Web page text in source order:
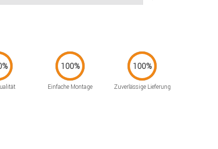
Einfache Montage Zuverlässige Lieferung